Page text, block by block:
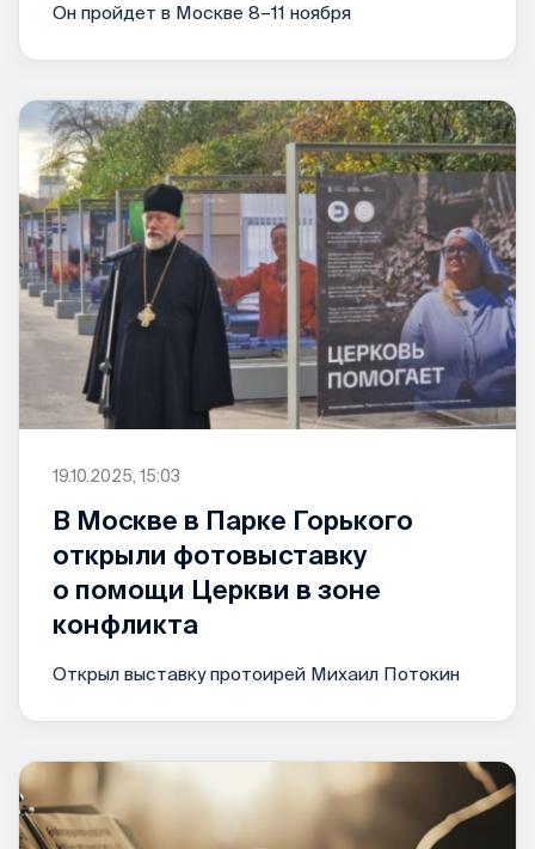
Он пройдет в Москве 8–11 ноября
19.10.2025, 15:03
В Москве в Парке Горького
открыли фотовыставку
о помощи Церкви в зоне
конфликта
Открыл выставку протоирей Михаил Потокин